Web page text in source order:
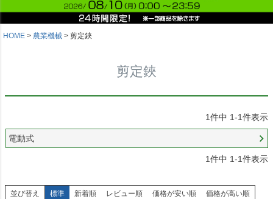
HOME 農業機械 剪定鋏
剪定鋏
1件中 1-1件表示
電動式
1件中 1-1件表示
並び替え 標準 新着順 レビュー順 価格が安い順 価格が高い順